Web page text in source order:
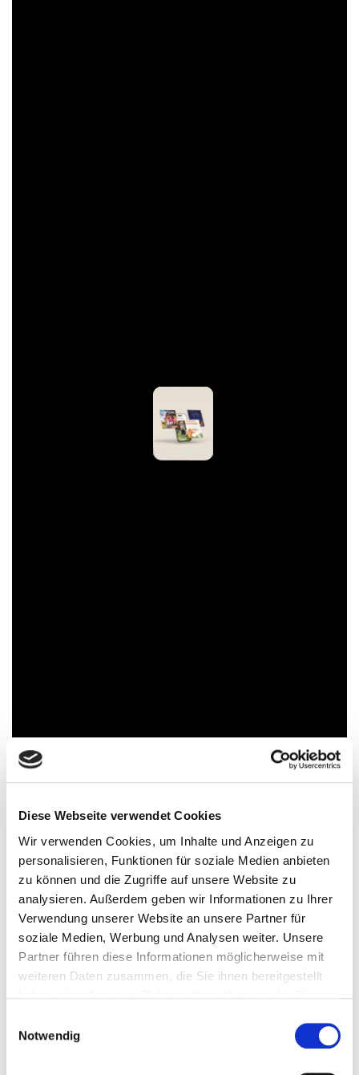
Diese Webseite verwendet Cookies
Wir verwenden Cookies, um Inhalte und Anzeigen zu
personalisieren, Funktionen für soziale Medien anbieten
zu können und die Zugriffe auf unsere Website zu
analysieren. Außerdem geben wir Informationen zu Ihrer
Verwendung unserer Website an unsere Partner für
soziale Medien, Werbung und Analysen weiter. Unsere
Partner führen diese Informationen möglicherweise mit
weiteren Daten zusammen, die Sie ihnen bereitgestellt
Notwendig
DesignHype